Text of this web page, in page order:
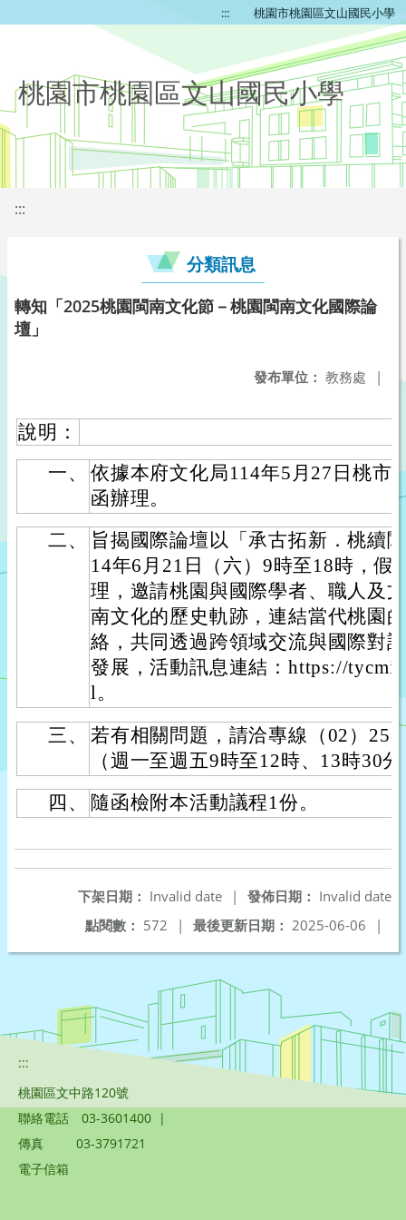
::: 桃園市桃園區文山國民小學
桃園市桃園區文山國民小學
:::
分類訊息
轉知「2025桃園閩南文化節－桃園閩南文化國際論
壇」
發布單位： 教務處 |
說明：
一、
依據本府文化局114年5月27日桃市
函辦理。
二、
旨揭國際論壇以「承古拓新．桃續
14年6月21日（六）9時至18時，假
理，邀請桃園與國際學者、職人及
南文化的歷史軌跡，連結當代桃園
絡，共同透過跨領域交流與國際對
發展，活動訊息連結：https://
l。
三、
若有相關問題，請洽專線（02）
（週一至週五9時至12時、13時30
四、
隨函檢附本活動議程1份。
發佈日期： Invalid date
下架日期： Invalid date
|
最後更新日期： 2025-06-06 |
點閱數： 572 |
:::
桃園區文中路120號
聯絡電話
03-3601400 |
傳真
03-3791721
電子信箱